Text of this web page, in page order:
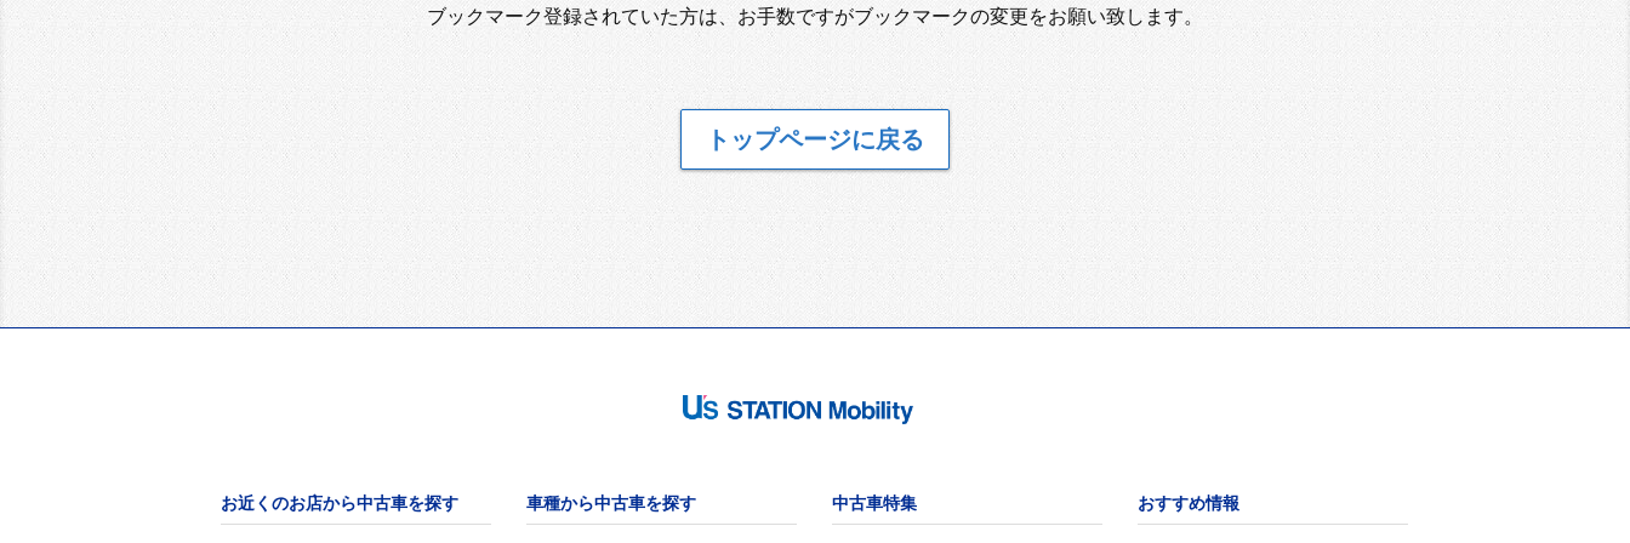
ブックマーク登録されていた方は、お手数ですがブックマークの変更をお願い致します。
トップページに戻る
お近くのお店から中古車を探す 車種から中古車を探す 中古車特集 おすすめ情報